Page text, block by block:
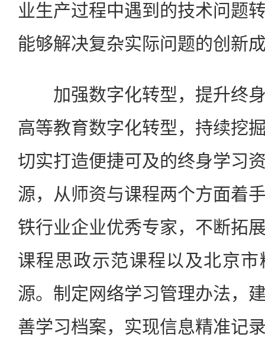
业生产过程中遇到的技术问题
能够解决复杂实际问题的创新
加强数字化转型，提升终身
高等教育数字化转型，持续挖
切实打造便捷可及的终身学习
源，从师资与课程两个方面着
铁行业企业优秀专家，不断拓
课程思政示范课程以及北京
源。制定网络学习管理办法，
善学习档案，实现信息精准记